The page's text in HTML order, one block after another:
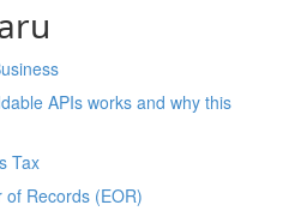
APIs works and why this
Tax
Records (EOR)